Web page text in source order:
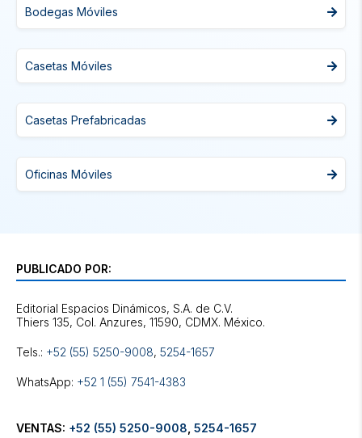
Bodegas Móviles
Casetas Móviles
Casetas Prefabricadas
Oficinas Móviles
PUBLICADO POR:
Editorial Espacios Dinámicos, S.A. de C.V.
Tels.: +52 (55) 5250-9008, 5254-1657
WhatsApp: +52 1 (55) 7541-4383
VENTAS: +52 (55) 5250-9008 5254-1657